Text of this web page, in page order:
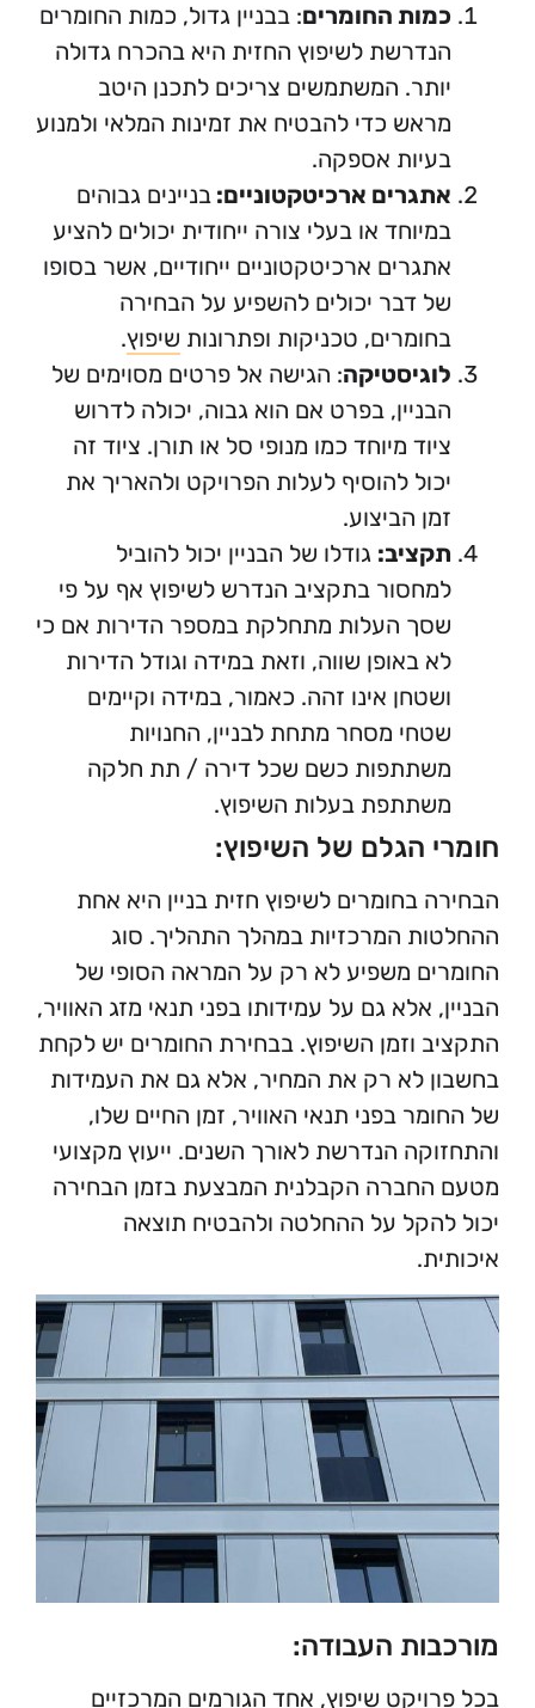
החומרים : בבניין גדול, כמות החומרים
לשיפוץ החזית היא בהכרח גדולה
המשתמשים צריכים לתכנן היטב
כדי להבטיח את זמינות המלאי ולמנוע
אספקה.
ארכיטקטוניים:בניינים גבוהים
או בעלי צורה ייחודית יכולים להציע
ארכיטקטוניים ייחודיים, אשר בסופו
דבר יכולים להשפיע על הבחירה
טכניקות ופתרונות שיפוץ.
: הגישה אל פרטים מסוימים של
בפרט אם הוא גבוה, יכולה לדרוש
מיוחד כמו מנופי סל או תורן. ציוד זה
להוסיף לעלות הפרויקט ולהאריך את
הביצוע.
גודלו של הבניין יכול להוביל
בתקציב הנדרש לשיפוץ אף על פי
העלות מתחלקת במספר הדירות אם כי
באופן שווה, וזאת במידה וגודל הדירות
אינו זהה. כאמור, במידה וקיימים
מסחר מתחת לבניין, החנויות
כשם שכל דירה / תת חלקה
בעלות השיפוץ.
הגלם של השיפוץ:
בחומרים לשיפוץ חזית בניין היא אחת
המרכזיות במהלך התהליך. סוג
משפיע לא רק על המראה הסופי של
אלא גם על עמידותו בפני תנאי מזג האוויר,
וזמן השיפוץ. בבחירת החומרים יש לקחת
לא רק את המחיר, אלא גם את העמידות
בפני תנאי האוויר, זמן החיים שלו,
הנדרשת לאורך השנים. ייעוץ מקצועי
הקבלנית המבצעת בזמן הבחירה
על ההחלטה ולהבטיח תוצאה
העבודה:
שיפוץ, אחד הגורמים המרכזיים